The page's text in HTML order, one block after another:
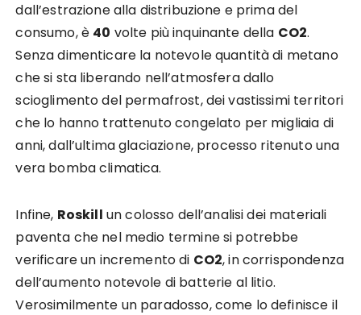
dall’estrazione alla distribuzione e prima del
consumo, è 40 volte più inquinante della CO2.
Senza dimenticare la notevole quantità di metano
che si sta liberando nell’atmosfera dallo
scioglimento del permafrost, dei vastissimi territori
che lo hanno trattenuto congelato per migliaia di
anni, dall’ultima glaciazione, processo ritenuto una
vera bomba climatica.
Infine, Roskill un colosso dell’analisi dei materiali
paventa che nel medio termine si potrebbe
verificare un incremento di CO2, in corrispondenza
dell’aumento notevole di batterie al litio.
Verosimilmente un paradosso, come lo definisce il